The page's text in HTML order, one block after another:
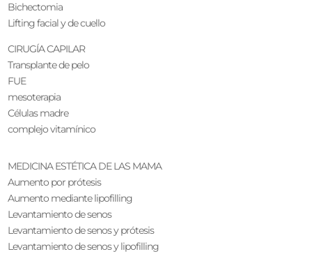
Bichectomia
Lifting facial y de cuello
CIRUGÍA CAPILAR
Transplante de pelo
FUE
mesoterapia
Células madre
complejo vitamínico
MEDICINA ESTÉTICA DE LAS MAMA
Aumento por prótesis
Aumento mediante lipofilling
Levantamiento de senos
Levantamiento de senos y prótesis
Levantamiento de senos y lipofilling